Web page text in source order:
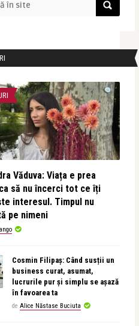
Văduva: Viața e prea
să nu încerci tot ce îți
interesul. Timpul nu
pe nimeni
Cosmin Filipaș: Când susții un
business curat, asumat,
lucrurile pur și simplu se așază
în favoarea ta
de Alice Năstase Buciuta